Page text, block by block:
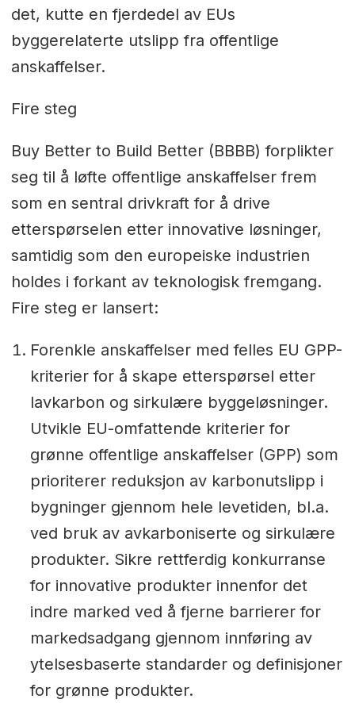
det, kutte en fjerdedel av EUs
byggerelaterte utslipp fra offentlige
anskaffelser.
Fire steg
Buy Better to Build Better (BBBB) forplikter
seg til å løfte offentlige anskaffelser frem
som en sentral drivkraft for å drive
etterspørselen etter innovative løsninger,
samtidig som den europeiske industrien
holdes i forkant av teknologisk fremgang.
Fire steg er lansert:
Forenkle anskaffelser med felles EU GPP-
kriterier for å skape etterspørsel etter
lavkarbon og sirkulære byggeløsninger.
Utvikle EU-omfattende kriterier for
grønne offentlige anskaffelser (GPP) som
prioriterer reduksjon av karbonutslipp i
bygninger gjennom hele levetiden, bl.a.
ved bruk av avkarboniserte og sirkulære
produkter. Sikre rettferdig konkurranse
for innovative produkter innenfor det
indre marked ved å fjerne barrierer for
markedsadgang gjennom innføring av
ytelsesbaserte standarder og definisjoner
for grønne produkter.